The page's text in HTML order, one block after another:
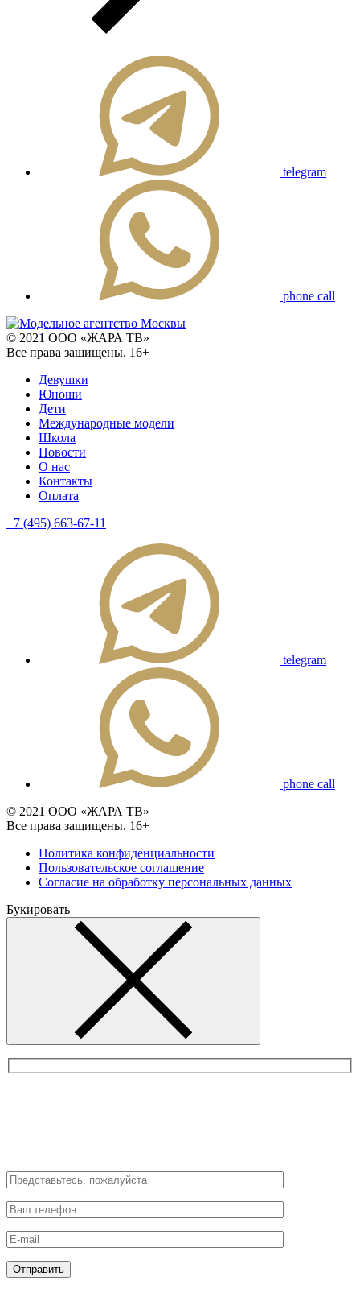
telegram
phone call
© 2021 ООО «ЖАРА ТВ»
Все права защищены. 16+
Девушки
Юноши
Дети
Международные модели
Школа
Новости
О нас
Контакты
Оплата
+7 (495) 663-67-11
telegram
phone call
© 2021 ООО «ЖАРА ТВ»
Все права защищены. 16+
Политика конфиденциальности
Пользовательское соглашение
Согласие на обработку персональных данных
Букировать